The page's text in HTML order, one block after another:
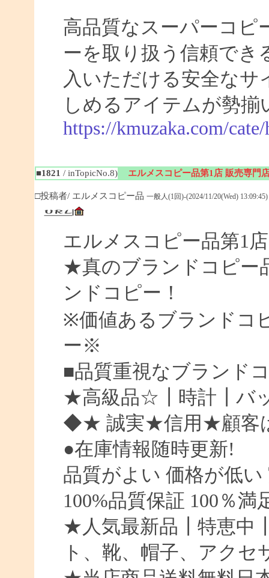
高品質なスーパーコピ
ーを取り扱う信頼でき
入いただける安全な
しめるアイテムが勢揃
https://kmuzaka.com/
■1821 / inTopicNo.8) エルメスコピー品第1店 販売専門
□投稿者/ エルメスコピー品 一般人(1回)-(2024/11/20(Wed) 13:09:45)
エルメスコピー品第1
★真のブランドコピー
ンドコピー！
※価値あるブランドコ
ー※
■品質重視なブランド
★高級品☆┃時計┃バ
◆★ 誠実★信用★顧客
●在庫情報随時更新!
品質がよい 価格が低
100%品質保証 100％満
★人気最新品┃特恵中
ト、靴、帽子、アク